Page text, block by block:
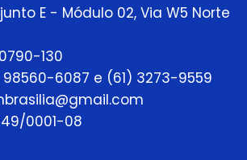
E - Módulo 02, Via W5 Norte
130
6087 e (61) 3273-9559
0001-08